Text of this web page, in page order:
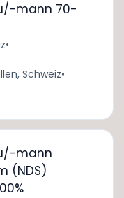
mann 70-
•
Schweiz•
mann
(NDS)